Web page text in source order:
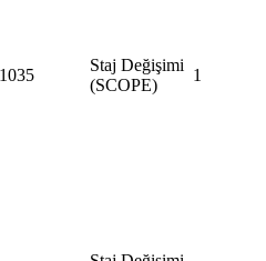
1035
Staj Değişimi
(SCOPE)
1